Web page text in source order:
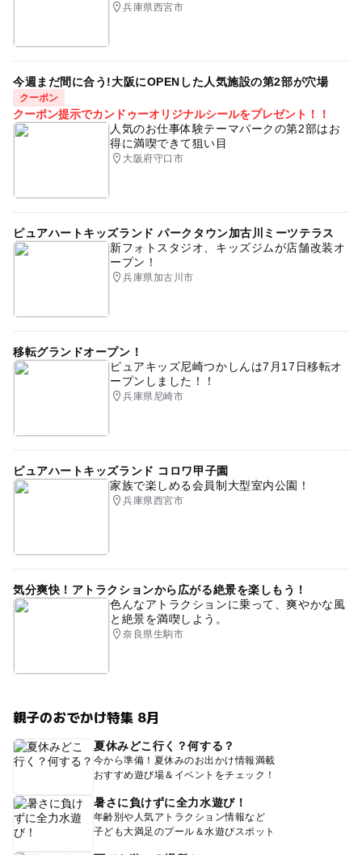
兵庫県西宮市
今週まだ間に合う!大阪にOPENした人気施設の第2部が穴場
クーポン
クーポン提示でカンドゥーオリジナルシールをプレゼント！！
人気のお仕事体験テーマパークの第2部はお
得に満喫できて狙い目
大阪府守口市
ピュアハートキッズランド パークタウン加古川ミーツテラス
新フォトスタジオ、キッズジムが店舗改装オ
ープン！
兵庫県加古川市
移転グランドオープン！
ピュアキッズ尼崎つかしんは7月17日移転オ
ープンしました！！
兵庫県尼崎市
ピュアハートキッズランド コロワ甲子園
家族で楽しめる会員制大型室内公園！
兵庫県西宮市
気分爽快！アトラクションから広がる絶景を楽しもう！
色んなアトラクションに乗って、爽やかな風
と絶景を満喫しよう。
奈良県生駒市
親子のおでかけ特集 8月
夏休みどこ行く？何する？
今から準備！夏休みのお出かけ情報満載
おすすめ遊び場＆イベントをチェック！
暑さに負けずに全力水遊び！
年齢別や人気アトラクション情報など
子ども大満足のプール＆水遊びスポット